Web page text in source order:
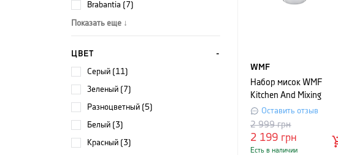
Brabantia (7)
Показать еще ↓
ЦВЕТ
серый (11)
зеленый (7)
разноцветный (5)
белый (3)
красный (3)
WMF
Набор мисок WMF
Kitchen And Mixing
Bowls, 4 предмета
Оставить отзыв
2 199 грн
2 999грн
Есть в наличии